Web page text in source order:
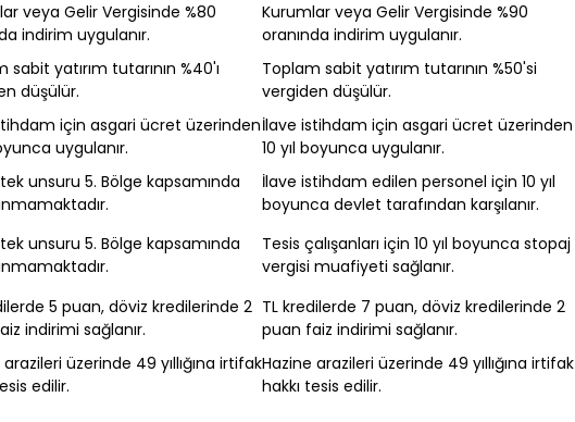
veya Gelir Vergisinde %80
indirim uygulanır.
Kurumlar veya Gelir Vergisinde %90
oranında indirim uygulanır.
sabit yatırım tutarının %40'ı
düşülür.
Toplam sabit yatırım tutarının %50'si
vergiden düşülür.
için asgari ücret üzerinden
uygulanır.
İlave istihdam için asgari ücret üzerinden
10 yıl boyunca uygulanır.
unsuru 5. Bölge kapsamında
İlave istihdam edilen personel için 10 yıl
boyunca devlet tarafından karşılanır.
unsuru 5. Bölge kapsamında
Tesis çalışanları için 10 yıl boyunca stopaj
vergisi muafiyeti sağlanır.
5 puan, döviz kredilerinde 2
indirimi sağlanır.
TL kredilerde 7 puan, döviz kredilerinde 2
puan faiz indirimi sağlanır.
üzerinde 49 yıllığına irtifak
edilir.
Hazine arazileri üzerinde 49 yıllığına irtifak
hakkı tesis edilir.